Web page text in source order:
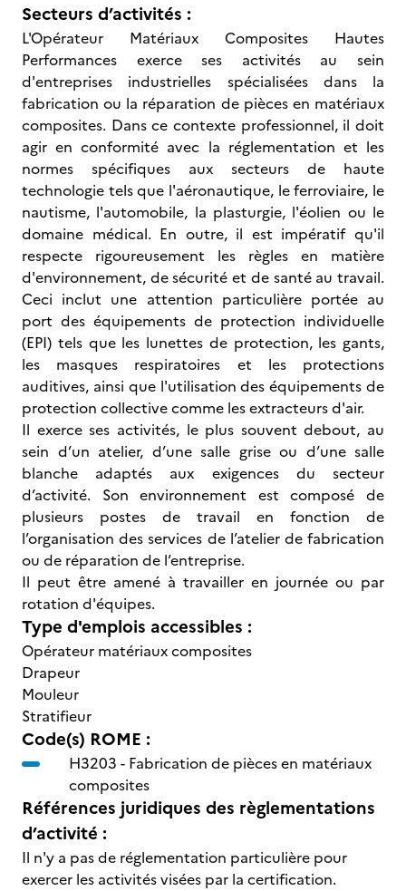
Secteurs d’activités :
L'Opérateur Matériaux Composites Hautes
Performances exerce ses activités au sein
d'entreprises industrielles spécialisées dans la
fabrication ou la réparation de pièces en matériaux
composites. Dans ce contexte professionnel, il doit
agir en conformité avec la réglementation et les
normes spécifiques aux secteurs de haute
technologie tels que l'aéronautique, le ferroviaire, le
nautisme, l'automobile, la plasturgie, l'éolien ou le
domaine médical. En outre, il est impératif qu'il
respecte rigoureusement les règles en matière
d'environnement, de sécurité et de santé au travail.
Ceci inclut une attention particulière portée au
port des équipements de protection individuelle
(EPI) tels que les lunettes de protection, les gants,
les masques respiratoires et les protections
auditives, ainsi que l'utilisation des équipements de
protection collective comme les extracteurs d'air.
Il exerce ses activités, le plus souvent debout, au
sein d’un atelier, d’une salle grise ou d’une salle
blanche adaptés aux exigences du secteur
d’activité. Son environnement est composé de
plusieurs postes de travail en fonction de
l’organisation des services de l’atelier de fabrication
ou de réparation de l’entreprise.
Il peut être amené à travailler en journée ou par
rotation d'équipes.
Type d'emplois accessibles :
Opérateur matériaux composites
Drapeur
Mouleur
Stratifieur
Code(s) ROME :
H3203 - Fabrication de pièces en matériaux
composites
Références juridiques des règlementations
d’activité :
Il n'y a pas de réglementation particulière pour
exercer les activités visées par la certification.